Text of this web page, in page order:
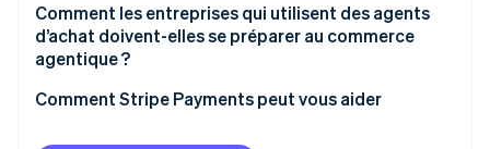
Exposez des données produits structurées
Créez des tunnels de paiement fonctionnant sans
intervention humaine
Publiez clairement vos signaux de confiance
Comment les entreprises qui utilisent des agents
d’achat doivent-elles se préparer au commerce
agentique ?
Commencez par des déploiements limités et à
Comment Stripe Payments peut vous aider